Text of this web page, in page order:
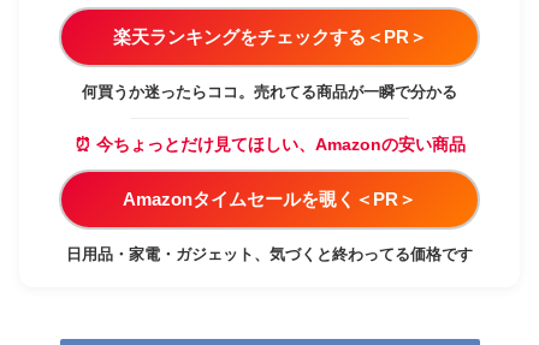
楽天ランキングをチェックする＜PR＞
何買うか迷ったらココ。売れてる商品が一瞬で分かる
⏰ 今ちょっとだけ見てほしい、Amazonの安い商品
Amazonタイムセールを覗く＜PR＞
日用品・家電・ガジェット、気づくと終わってる価格です